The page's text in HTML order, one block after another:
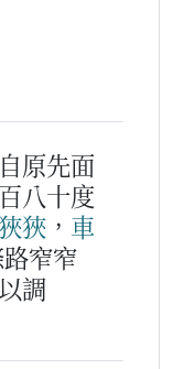
原先面
八十度
狹 ， 車
路窄窄
調